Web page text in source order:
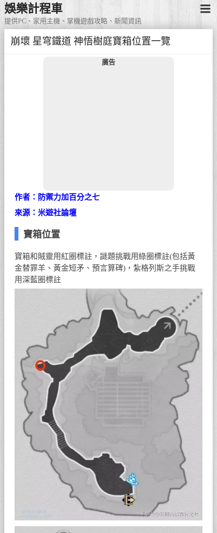
娛樂計程車
提供PC、家用主機、掌機遊戲攻略、新聞資訊
崩壞 星穹鐵道 神悟樹庭寶箱位置一覽
廣告
作者：防禦力加百分之七
來源：米遊社論壇
寶箱位置
寶箱和賊靈用紅圈標註，謎題挑戰用綠圈標註(包括黃
金替罪羊、黃金短矛、預言算碑)，紮格列斯之手挑戰
用深藍圈標註